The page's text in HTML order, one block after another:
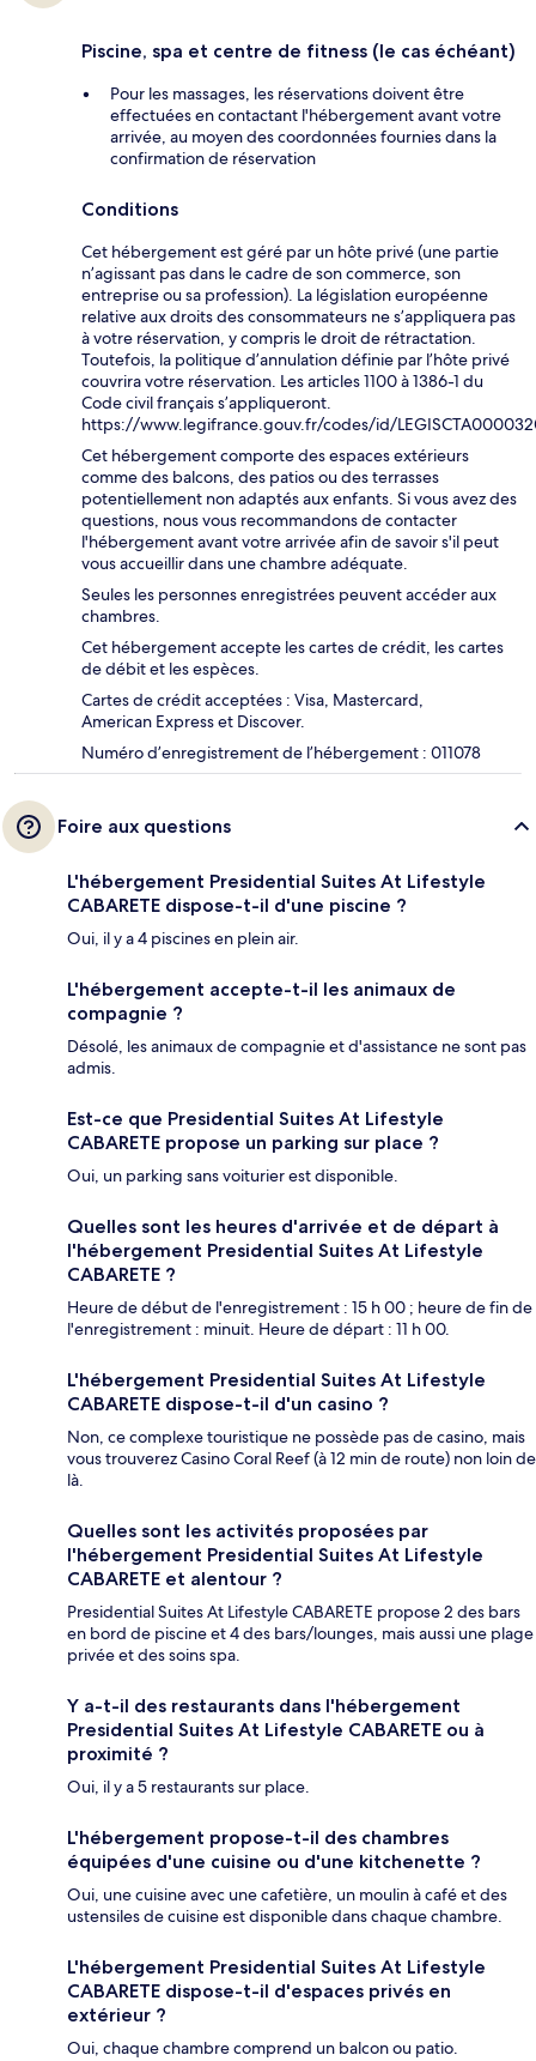
Piscine, spa et centre de fitness (le cas échéant)
Pour les massages, les réservations doivent être
effectuées en contactant l'hébergement avant votre
arrivée, au moyen des coordonnées fournies dans la
confirmation de réservation
Conditions
Cet hébergement est géré par un hôte privé (une partie
n’agissant pas dans le cadre de son commerce, son
entreprise ou sa profession). La législation européenne
relative aux droits des consommateurs ne s’appliquera pas
à votre réservation, y compris le droit de rétractation.
Toutefois, la politique d’annulation définie par l’hôte privé
couvrira votre réservation. Les articles 1100 à 1386-1 du
Code civil français s’appliqueront.
https://www.legifrance.gouv.fr/codes/id/
Cet hébergement comporte des espaces extérieurs
comme des balcons, des patios ou des terrasses
potentiellement non adaptés aux enfants. Si vous avez des
questions, nous vous recommandons de contacter
l'hébergement avant votre arrivée afin de savoir s'il peut
vous accueillir dans une chambre adéquate.
Seules les personnes enregistrées peuvent accéder aux
chambres.
Cet hébergement accepte les cartes de crédit, les cartes
de débit et les espèces.
Cartes de crédit acceptées : Visa, Mastercard,
American Express et Discover.
Numéro d’enregistrement de l’hébergement : 011078
Foire aux questions
L'hébergement Presidential Suites At Lifestyle
CABARETE dispose-t-il d'une piscine ?
Oui, il y a 4 piscines en plein air.
L'hébergement accepte-t-il les animaux de
compagnie ?
Désolé, les animaux de compagnie et d'assistance ne sont pas
admis.
Est-ce que Presidential Suites At Lifestyle
CABARETE propose un parking sur place ?
Oui, un parking sans voiturier est disponible.
Quelles sont les heures d'arrivée et de départ à
l'hébergement Presidential Suites At Lifestyle
CABARETE ?
Heure de début de l'enregistrement : 15 h 00 ; heure de fin de
l'enregistrement : minuit. Heure de départ : 11 h 00.
L'hébergement Presidential Suites At Lifestyle
CABARETE dispose-t-il d'un casino ?
Non, ce complexe touristique ne possède pas de casino, mais
vous trouverez Casino Coral Reef (à 12 min de route) non loin de
là.
Quelles sont les activités proposées par
l'hébergement Presidential Suites At Lifestyle
CABARETE et alentour ?
Presidential Suites At Lifestyle CABARETE propose 2 des bars
en bord de piscine et 4 des bars/lounges, mais aussi une plage
privée et des soins spa.
Y a-t-il des restaurants dans l'hébergement
Presidential Suites At Lifestyle CABARETE ou à
proximité ?
Oui, il y a 5 restaurants sur place.
L'hébergement propose-t-il des chambres
équipées d'une cuisine ou d'une kitchenette ?
Oui, une cuisine avec une cafetière, un moulin à café et des
ustensiles de cuisine est disponible dans chaque chambre.
L'hébergement Presidential Suites At Lifestyle
CABARETE dispose-t-il d'espaces privés en
extérieur ?
Oui, chaque chambre comprend un balcon ou patio.